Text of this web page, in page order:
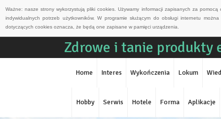
Ważne: nasze strony wykorzystują pliki cookies. Używamy informacji zapisanych za
indywidualnych potrzeb użytkowników. W programie służącym do obsługi internetu
dotyczących cookies oznacza, że będą one zapisane w pamięci urządzenia.
Zdrowe i tanie produkty
Home Interes Wykończenia Lokum
Hobby Serwis Hotele Forma Aplikacje